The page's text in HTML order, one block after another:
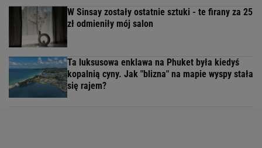
W Sinsay zostały ostatnie sztuki - te firany za 25
zł odmieniły mój salon
Ta luksusowa enklawa na Phuket była kiedyś
kopalnią cyny. Jak "blizna" na mapie wyspy stała
się rajem?